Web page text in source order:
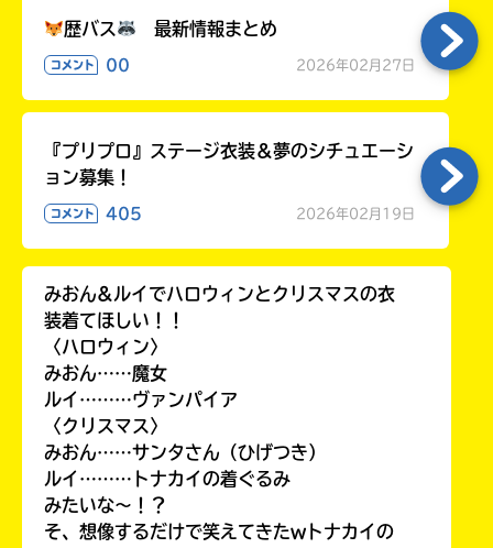
歴バス 最新情報まとめ
コメント 00 2026年02月27日
『プリプロ』ステージ衣装＆夢のシチュエーシ
ョン募集！
コメント 405 2026年02月19日
みおん&ルイでハロウィンとクリスマスの衣
装着てほしい！！
〈ハロウィン〉
みおん……魔女
ルイ………ヴァンパイア
〈クリスマス〉
みおん……サンタさん（ひげつき）
ルイ………トナカイの着ぐるみ
みたいな〜！？
そ、想像するだけで笑えてきたwトナカイの